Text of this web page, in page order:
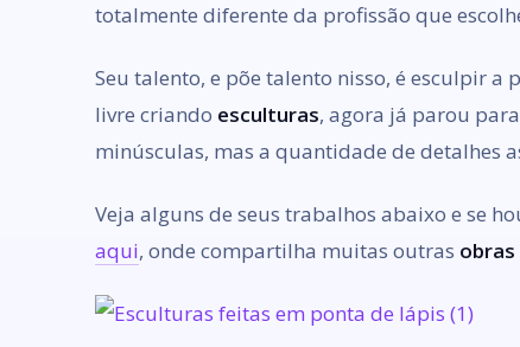
totalmente diferente da profissão que
Seu talento, e põe talento nisso, é esculpir a
livre criando esculturas, agora já parou
minúsculas, mas a quantidade de detalhes
Veja alguns de seus trabalhos abaixo e se
aqui, onde compartilha muitas outras